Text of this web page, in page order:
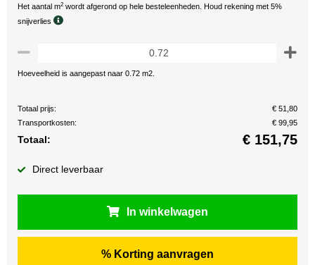
Het aantal m2 wordt afgerond op hele besteleenheden. Houd rekening met 5%
snijverlies
Hoeveelheid is aangepast naar 0.72 m2.
Totaal prijs:
€ 51,80
Transportkosten:
€ 99,95
Totaal: € 151,75
Direct leverbaar
In winkelwagen
% Korting aanvragen